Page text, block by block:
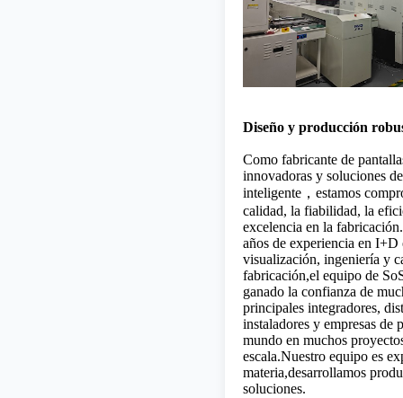
Diseño y producción
Como fabricante de
innovadoras y soluciones
inteligente，estamos
calidad, la fiabilidad, la
excelencia en la
años de experiencia en I+D
visualización, ingeniería y
fabricación,el equipo de
ganado la confianza de
principales integradores,
instaladores y empresas de
mundo en muchos
escala.Nuestro equipo es
materia,desarrollamos
soluciones.